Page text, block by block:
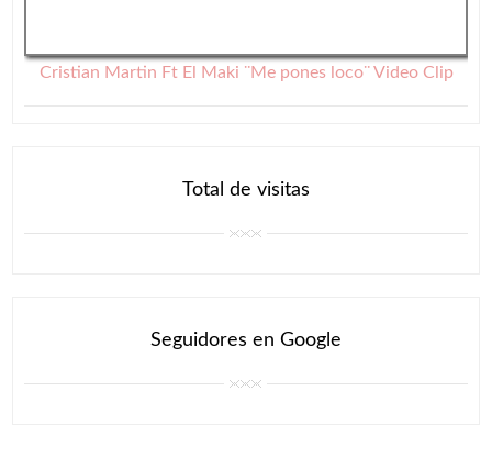
Cristian Martin Ft El Maki ¨Me pones loco¨ Video Clip
Total de visitas
Seguidores en Google